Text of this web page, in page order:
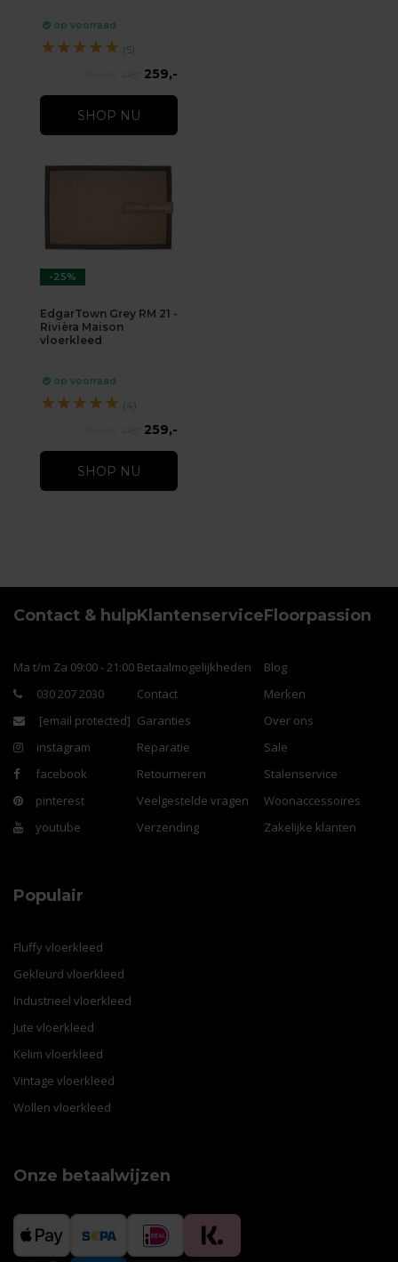
op voorraad
★★★★★ (5)
259,-
SHOP NU
-25%
EdgarTown Grey RM 21 -
Rivièra Maison
vloerkleed
op voorraad
★★★★★ (4)
259,-
SHOP NU
Contact & hulp
Ma t/m Za 09:00 - 21:00
030 207 2030
[email protected]
instagram
facebook
pinterest
youtube
Klantenservice
Betaalmogelijkheden
Contact
Garanties
Reparatie
Retourneren
Veelgestelde vragen
Verzending
Floorpassion
Blog
Merken
Over ons
Sale
Stalenservice
Woonaccessoires
Zakelijke klanten
Populair
Fluffy vloerkleed
Gekleurd vloerkleed
Industrieel vloerkleed
Jute vloerkleed
Kelim vloerkleed
Vintage vloerkleed
Wollen vloerkleed
Onze betaalwijzen